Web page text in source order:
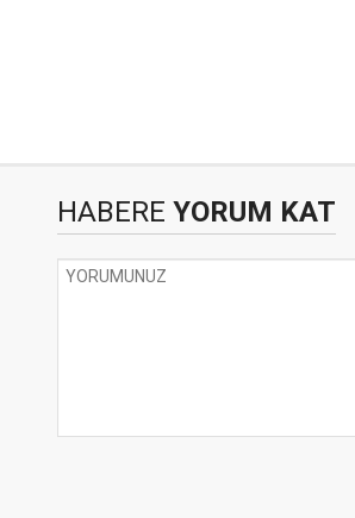
HABERE YORUM KAT